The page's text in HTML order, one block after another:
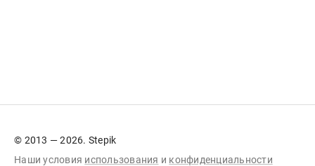
© 2013 — 2026. Stepik
Наши условия использования и конфиденциальности